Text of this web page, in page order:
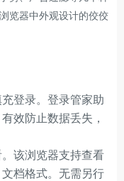
览器中外观设计的佼佼
登录。登录管家助
效防止数据丢失，
该浏览器支持查看
档格式。无需另行